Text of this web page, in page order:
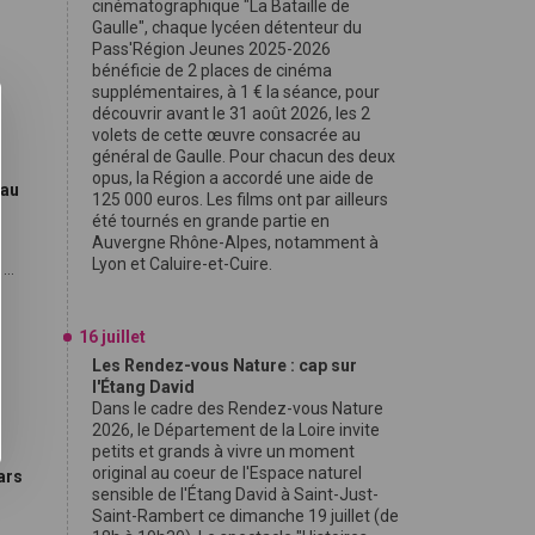
cinématographique "La Bataille de
Gaulle", chaque lycéen détenteur du
Pass'Région Jeunes 2025-2026
bénéficie de 2 places de cinéma
supplémentaires, à 1 € la séance, pour
découvrir avant le 31 août 2026, les 2
volets de cette œuvre consacrée au
général de Gaulle. Pour chacun des deux
opus, la Région a accordé une aide de
125 000 euros. Les films ont par ailleurs
été tournés en grande partie en
Auvergne Rhône-Alpes, notamment à
Lyon et Caluire-et-Cuire.
16 juillet
Les Rendez-vous Nature : cap sur
l'Étang David
Dans le cadre des Rendez-vous Nature
2026, le Département de la Loire invite
petits et grands à vivre un moment
original au coeur de l'Espace naturel
sensible de l'Étang David à Saint-Just-
Saint-Rambert ce dimanche 19 juillet (de